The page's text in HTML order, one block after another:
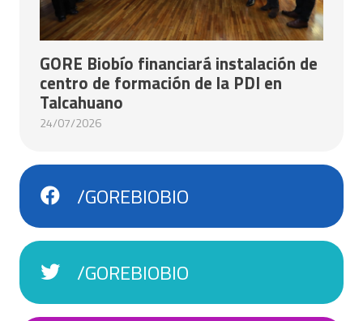
GORE Biobío financiará instalación de
centro de formación de la PDI en
Talcahuano
24/07/2026
/GOREBIOBIO
/GOREBIOBIO